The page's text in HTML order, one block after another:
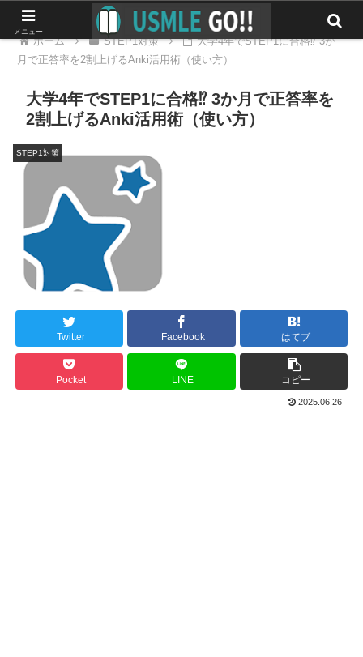
ホーム STEP1対策
大学4年でSTEP1に合格⁉ 3か
月で正答率を2割上げるAnki活用術（使い方）
大学4年でSTEP1に合格⁉ 3か月で正答率を
2割上げるAnki活用術（使い方）
STEP1対策
Twitter Facebook はてブ
Pocket LINE コピー
2025.06.26
メニュー